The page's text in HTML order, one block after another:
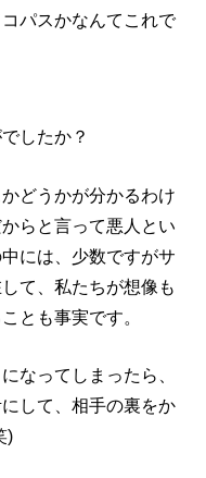
パスかなんてこれで
したか？
どうかが分かるわけ
らと言って悪人とい
には、少数ですがサ
て、私たちが想像も
とも事実です。
なってしまったら、
して、相手の裏をか
)